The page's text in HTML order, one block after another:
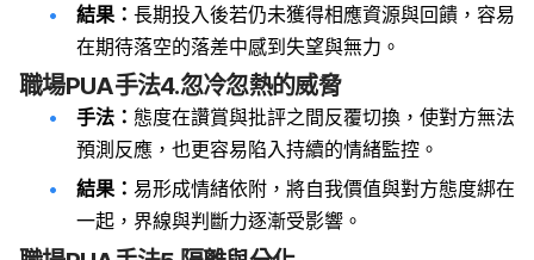
結果： 長期投入後若仍未獲得相應資源與回饋，容易
在期待落空的落差中感到失望與無力。
職場PUA手法4.忽冷忽熱的威脅
手法： 態度在讚賞與批評之間反覆切換，使對方無法
預測反應，也更容易陷入持續的情緒監控。
結果： 易形成情緒依附，將自我價值與對方態度綁在
一起，界線與判斷力逐漸受影響。